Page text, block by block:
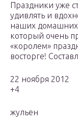
Праздники уже
удивлять и
наших
который очень
«королем»
восторге!
22 ноября 2012
+4
жульен